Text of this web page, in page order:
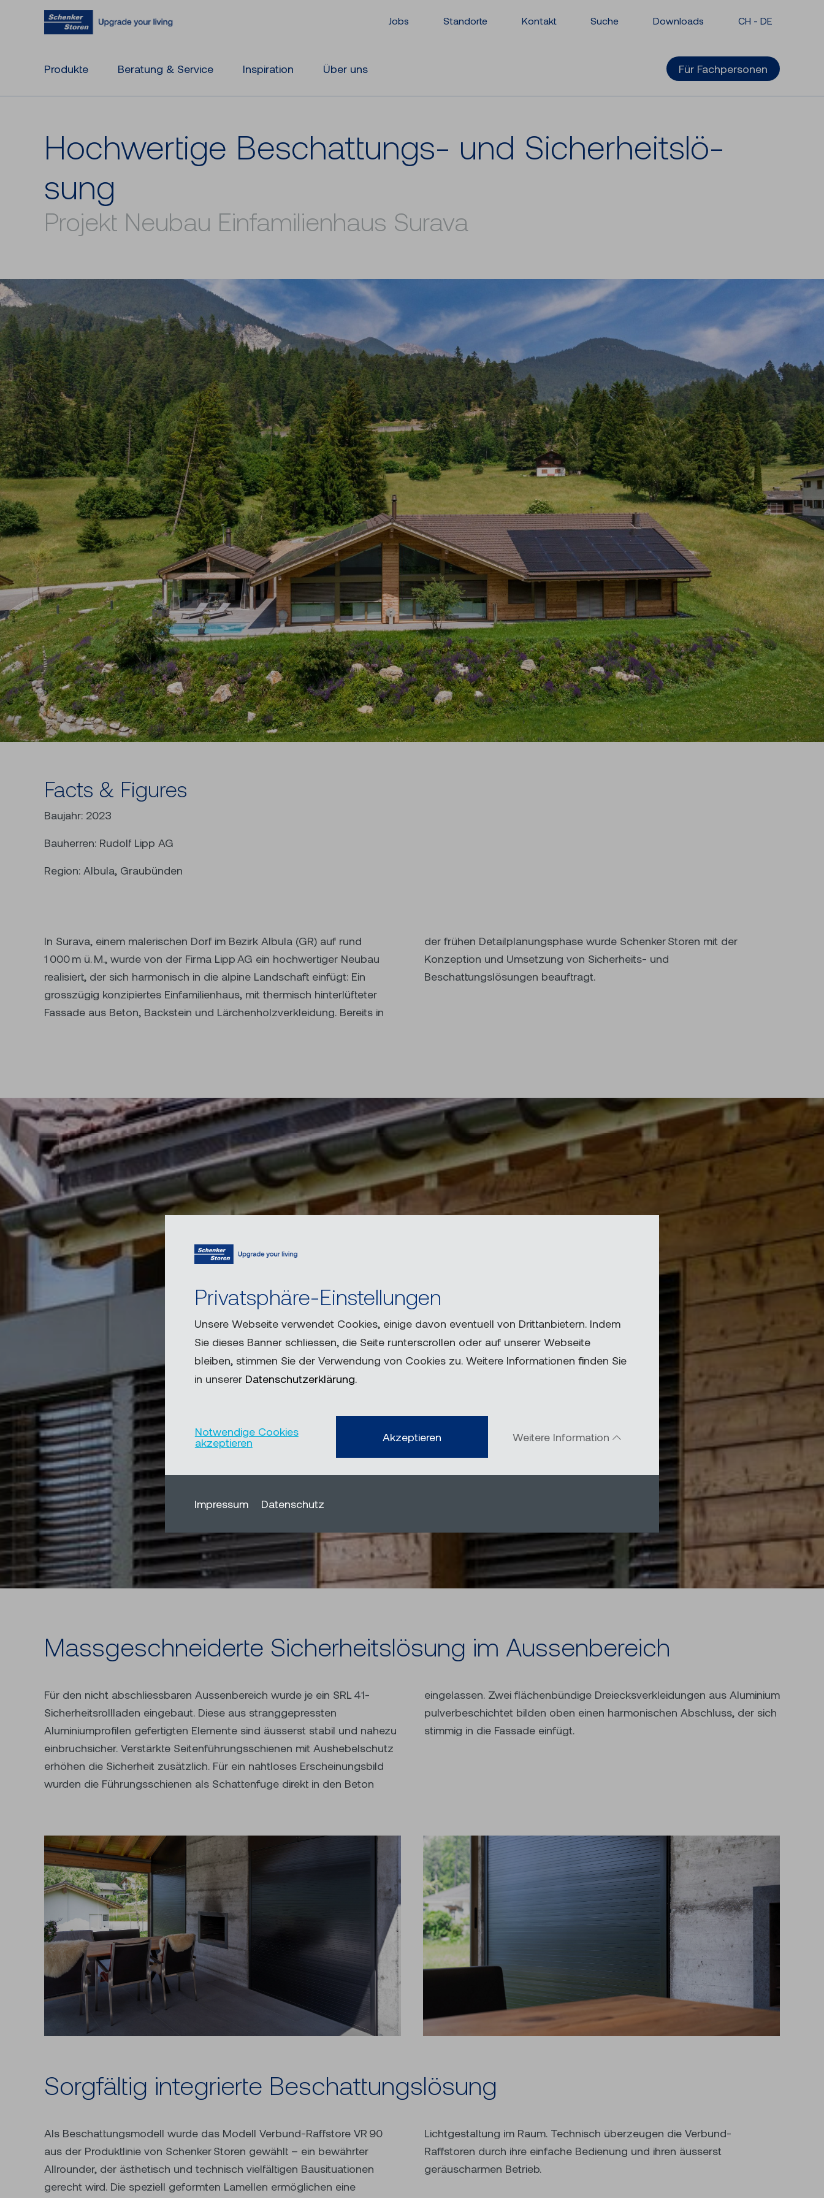
Privatsphäre-Einstellungen
Unsere Webseite verwendet Cookies, einige davon eventuell von Drittanbietern. Indem
Sie dieses Banner schliessen, die Seite runterscrollen oder auf unserer Webseite
bleiben, stimmen Sie der Verwendung von Cookies zu. Weitere Informationen finden Sie
in unserer Datenschutzerklärung.
Notwendige Cookies
akzeptieren
Akzeptieren Weitere Information
Impressum Datenschutz
Jobs Standorte Kontakt Suche Downloads CH - DE
Produkte Beratung & Service Inspiration Über uns Für Fachpersonen
Hoch­wer­ti­ge Beschattungs-​ und Si­cher­heits­lö­
sung
Projekt Neubau Einfamilienhaus Surava
Facts & Figures
Baujahr: 2023
Bauherren: Rudolf Lipp AG
Region: Albula, Graubünden
In Surava, einem malerischen Dorf im Bezirk Albula (GR) auf rund
1 000 m ü. M., wurde von der Firma Lipp AG ein hochwertiger Neubau
realisiert, der sich harmonisch in die alpine Landschaft einfügt: Ein
grosszügig konzipiertes Einfamilienhaus, mit thermisch hinterlüfteter
Fassade aus Beton, Backstein und Lärchenholzverkleidung. Bereits in
der frühen Detailplanungsphase wurde Schenker Storen mit der
Konzeption und Umsetzung von Sicherheits- und
Beschattungslösungen beauftragt.
Mass­ge­schnei­der­te Si­cher­heits­lö­sung im Aus­sen­be­reich
Für den nicht abschliessbaren Aussenbereich wurde je ein SRL 41-
Sicherheitsrollladen eingebaut. Diese aus stranggepressten
Aluminiumprofilen gefertigten Elemente sind äusserst stabil und nahezu
einbruchsicher. Verstärkte Seitenführungsschienen mit Aushebelschutz
erhöhen die Sicherheit zusätzlich. Für ein nahtloses Erscheinungsbild
wurden die Führungsschienen als Schattenfuge direkt in den Beton
eingelassen. Zwei flächenbündige Dreiecksverkleidungen aus Aluminium
pulverbeschichtet bilden oben einen harmonischen Abschluss, der sich
stimmig in die Fassade einfügt.
Sorg­fäl­tig in­te­grier­te Be­schat­tungs­lö­sung
Als Beschattungsmodell wurde das Modell Verbund-Raffstore VR 90
aus der Produktlinie von Schenker Storen gewählt – ein bewährter
Allrounder, der ästhetisch und technisch vielfältigen Bausituationen
gerecht wird. Die speziell geformten Lamellen ermöglichen eine
Lichtgestaltung im Raum. Technisch überzeugen die Verbund-
Raffstoren durch ihre einfache Bedienung und ihren äusserst
geräuscharmen Betrieb.